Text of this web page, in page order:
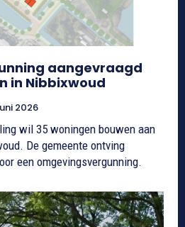
aangevraagd
in Nibbixwoud
2026
wil 35 woningen bouwen aan
De gemeente ontving
een omgevingsvergunning.